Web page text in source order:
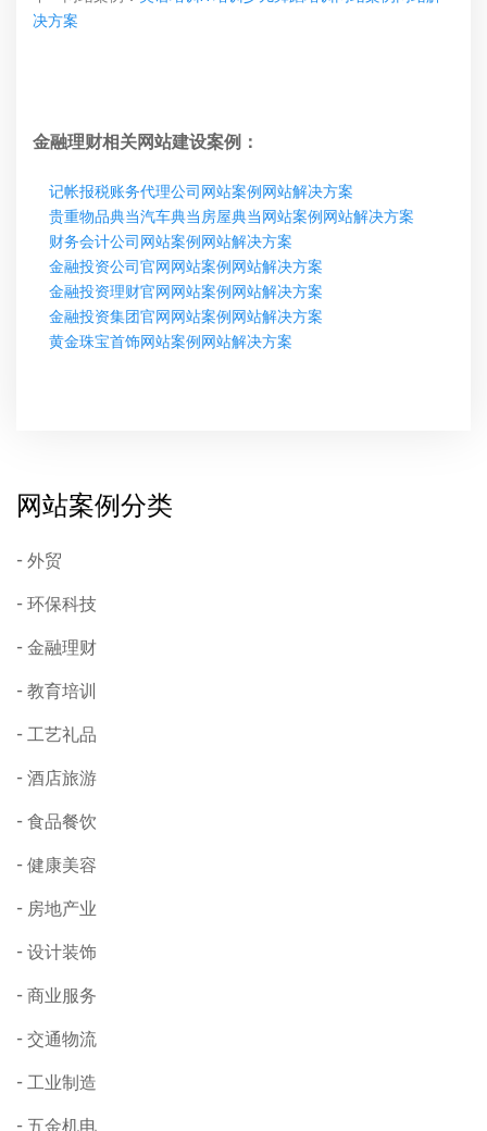
决方案
金融理财相关网站建设案例：
记帐报税账务代理公司网站案例网站解决方案
贵重物品典当汽车典当房屋典当网站案例网站解决方案
财务会计公司网站案例网站解决方案
金融投资公司官网网站案例网站解决方案
金融投资理财官网网站案例网站解决方案
金融投资集团官网网站案例网站解决方案
黄金珠宝首饰网站案例网站解决方案
网站案例分类
外贸
环保科技
金融理财
教育培训
工艺礼品
酒店旅游
食品餐饮
健康美容
房地产业
设计装饰
商业服务
交通物流
工业制造
五金机电